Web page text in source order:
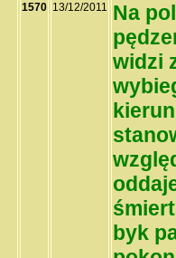
1570 13/12/2011 Na
widzi
byk